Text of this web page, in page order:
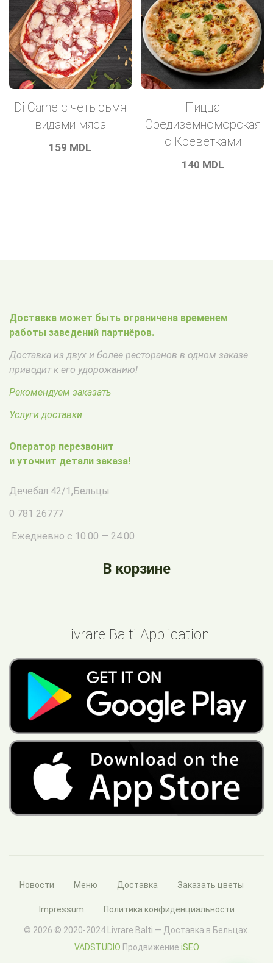
Di Carne с четырьмя
видами мяса
159 MDL
Пицца
Средиземноморская
с Креветками
140 MDL
Доставка может быть ограничена временем
работы заведений партнёров.
Доставка из двух и более ресторанов в одном заказе
приводит к его удорожанию!
Рекомендуем заказать
Услуги доставки
Оператор перезвонит
и уточнит детали заказа!
Дечебал 42/1,Бельцы
0 781 26777
Ежедневно с 10.00 — 24.00
В корзине
Livrare Balti Application
Новости Меню Доставка Заказать цветы
Impressum Политика конфиденциальности
© 2026 © 2020-2024 Livrare Balti — Доставка в Бельцах.
VADSTUDIO Продвижение iSEO